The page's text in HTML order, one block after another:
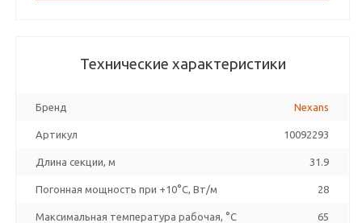
Технические характеристики
Бренд Nexans
Артикул 10092293
Длина секции, м 31.9
Погонная мощность при +10°С, Вт/м 28
Максимальная температура рабочая, °C 65